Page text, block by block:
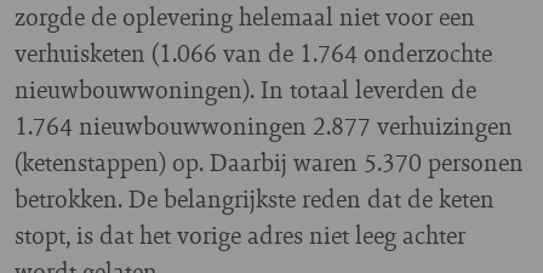
zorgde de oplevering helemaal niet voor een
verhuisketen (1.066 van de 1.764 onderzochte
nieuwbouwwoningen). In totaal leverden de
1.764 nieuwbouwwoningen 2.877 verhuizingen
(ketenstappen) op. Daarbij waren 5.370 personen
betrokken. De belangrijkste reden dat de keten
stopt, is dat het vorige adres niet leeg achter